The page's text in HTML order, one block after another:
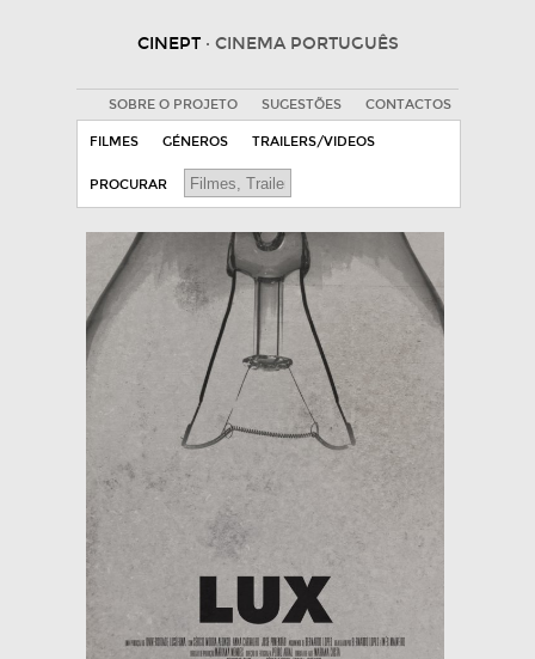
CINEPT · CINEMA PORTUGUÊS
SOBRE O PROJETO SUGESTÕES CONTACTOS
FILMES GÉNEROS TRAILERS/VIDEOS
PROCURAR